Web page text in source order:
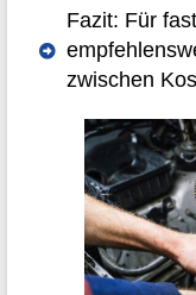
Fazit: Für
zwischen